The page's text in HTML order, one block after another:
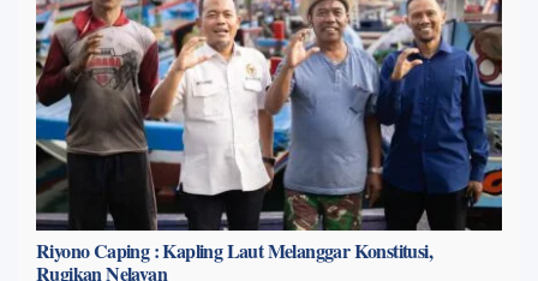
Riyono Caping : Kapling Laut Melanggar Konstitusi,
Rugikan Nelayan